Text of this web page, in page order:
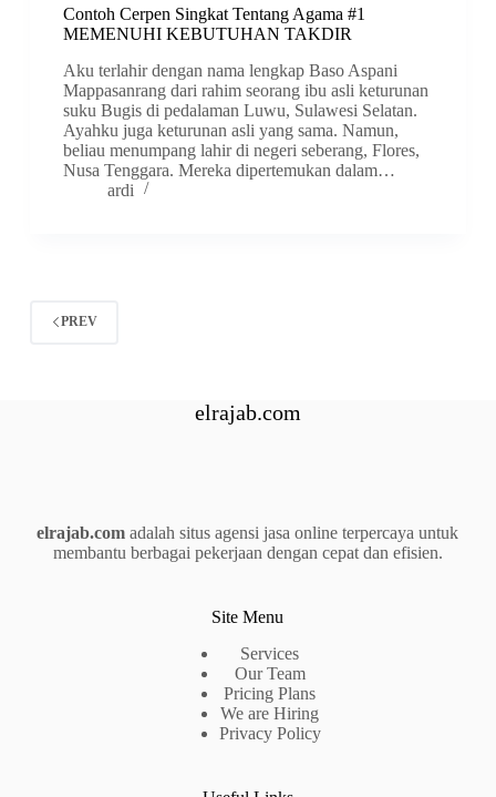
Contoh Cerpen Singkat Tentang Agama #1
MEMENUHI KEBUTUHAN TAKDIR
Aku terlahir dengan nama lengkap Baso Aspani
Mappasanrang dari rahim seorang ibu asli keturunan
suku Bugis di pedalaman Luwu, Sulawesi Selatan.
Ayahku juga keturunan asli yang sama. Namun,
beliau menumpang lahir di negeri seberang, Flores,
Nusa Tenggara. Mereka dipertemukan dalam…
ardi
PREV
elrajab.com
elrajab.com adalah situs agensi jasa online terpercaya untuk
membantu berbagai pekerjaan dengan cepat dan efisien.
Site Menu
Services
Our Team
Pricing Plans
We are Hiring
Privacy Policy